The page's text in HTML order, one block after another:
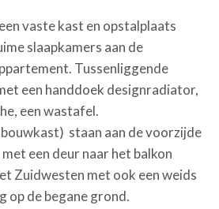
vaste kast en opstalplaats
slaapkamers aan de
Tussenliggende
een handdoek designradiator,
een wastafel.
staan aan de voorzijde
een deur naar het balkon
Zuidwesten met ook een weids
op de begane grond.